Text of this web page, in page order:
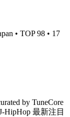
• TOP 98 • 17
by TuneCore
HipHop 最新注目